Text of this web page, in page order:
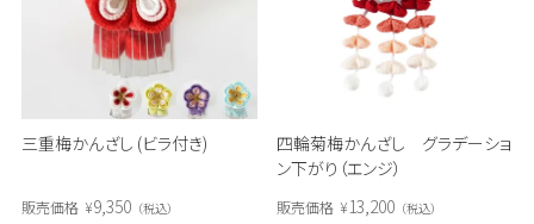
三重梅かんざし (ビラ付き)
販売価格 ¥9,350 税込
四輪菊梅かんざし グラデーショ
ン下がり（エンジ）
販売価格 ¥13,200 税込